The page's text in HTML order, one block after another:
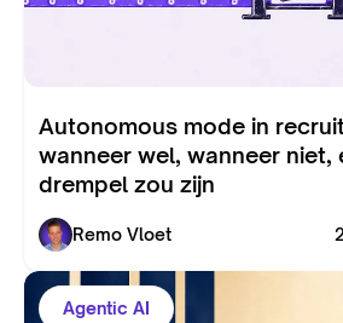
Autonomous mode in
wanneer wel, wanneer niet,
drempel zou zijn
Remo Vloet
Agentic AI